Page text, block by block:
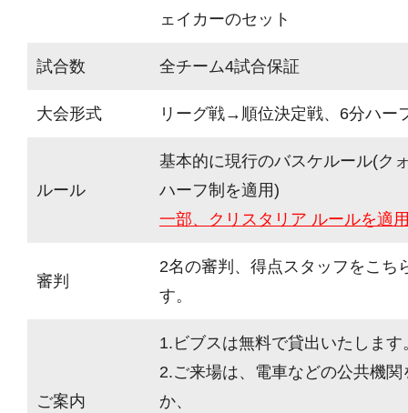
ェイカーのセット
試合数 全チーム4試合保証
大会形式 リーグ戦→順位決定戦、6分ハー
ルール
基本的に現行のバスケルール(ク
ハーフ制を適用)
一部、クリスタリア ルールを適
審判
2名の審判、得点スタッフをこち
す。
ご案内
1.ビブスは無料で貸出いたします
2.ご来場は、電車などの公共機
か、